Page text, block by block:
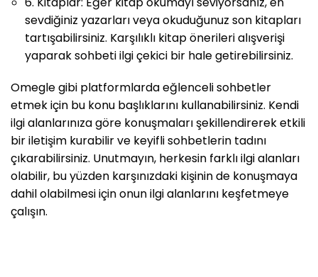
sevdiğiniz yazarları veya okuduğunuz son kitapları
tartışabilirsiniz. Karşılıklı kitap önerileri alışverişi
yaparak sohbeti ilgi çekici bir hale getirebilirsiniz.
Omegle gibi platformlarda eğlenceli sohbetler
etmek için bu konu başlıklarını kullanabilirsiniz. Kendi
ilgi alanlarınıza göre konuşmaları şekillendirerek etkili
bir iletişim kurabilir ve keyifli sohbetlerin tadını
çıkarabilirsiniz. Unutmayın, herkesin farklı ilgi alanları
olabilir, bu yüzden karşınızdaki kişinin de konuşmaya
dahil olabilmesi için onun ilgi alanlarını keşfetmeye
çalışın.